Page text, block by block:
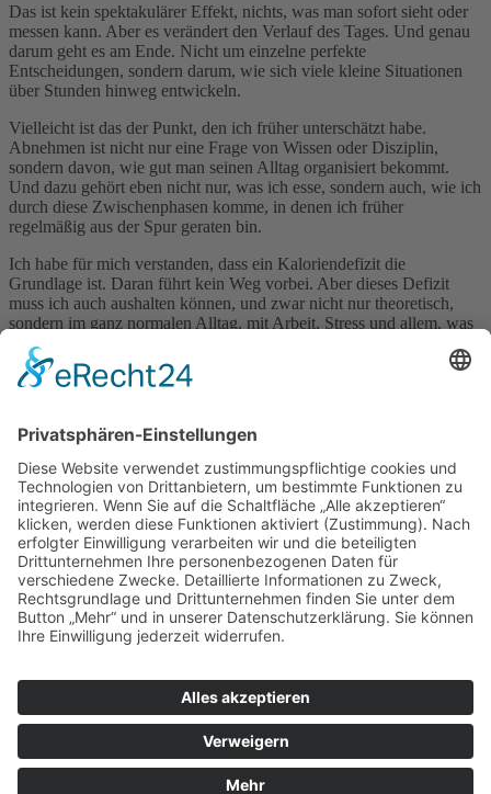
Das ist kein spektakulärer Effekt, nichts, was man sofort sieht oder
messen kann. Aber es verändert den Verlauf des Tages. Und genau
darum geht es am Ende. Nicht um einzelne perfekte
Entscheidungen, sondern darum, wie sich viele kleine Situationen
über Stunden hinweg entwickeln.
Vielleicht ist das der Punkt, den ich früher unterschätzt habe.
Abnehmen ist nicht nur eine Frage von Wissen oder Disziplin,
sondern davon, wie gut man seinen Alltag organisiert bekommt.
Und dazu gehört eben nicht nur, was ich esse, sondern auch, wie ich
durch diese Zwischenphasen komme, in denen ich früher
regelmäßig aus der Spur geraten bin.
Ich habe für mich verstanden, dass ein Kaloriendefizit die
Grundlage ist. Daran führt kein Weg vorbei. Aber dieses Defizit
muss ich auch aushalten können, und zwar nicht nur theoretisch,
sondern im ganz normalen Alltag, mit Arbeit, Stress und allem, was
dazugehört. Wenn genau das nicht funktioniert, bringt mir die beste
Ernährung nichts.
nicht darum, alles perfekt zu machen, sondern darum, ein System zu
haben, das auch dann funktioniert, wenn es eben nicht perfekt läuft.
Und genau das fühlt sich im Moment deutlich realistischer an als
alles, was ich vorher ausprobiert habe.
Impressum
Datenschutzerklärung
Sitemap
Login
Apotheken-Bloggen
einetoolboxx-mediaWebsite